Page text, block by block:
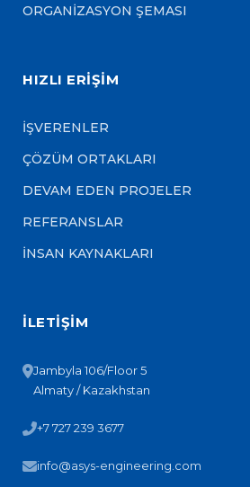
ORGANİZASYON ŞEMASI
HIZLI ERİŞİM
İŞVERENLER
ÇÖZÜM ORTAKLARI
DEVAM EDEN PROJELER
REFERANSLAR
İNSAN KAYNAKLARI
İLETİŞİM
Jambyla 106/Floor 5
Almaty / Kazakhstan
+7 727 239 3677
info@asys-engineering.com